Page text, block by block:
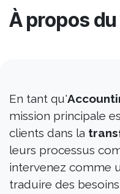
À propos du
En tant qu'
mission principale
clients dans la
leurs processus
intervenez comme
traduire des